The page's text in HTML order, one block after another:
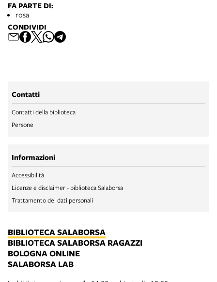
FA PARTE DI:
rosa
CONDIVIDI
Contatti
Contatti della biblioteca
Persone
Informazioni
Accessibilità
Licenze e disclaimer - biblioteca Salaborsa
Trattamento dei dati personali
BIBLIOTECA SALABORSA
BIBLIOTECA SALABORSA RAGAZZI
BOLOGNA ONLINE
SALABORSA LAB